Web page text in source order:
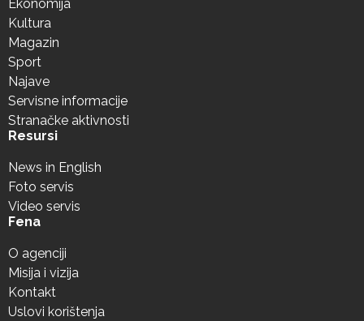
Ekonomija
Kultura
Magazin
Sport
Najave
Servisne informacije
Stranačke aktivnosti
Resursi
News in English
Foto servis
Video servis
Fena
O agenciji
Misija i vizija
Kontakt
Uslovi korištenja